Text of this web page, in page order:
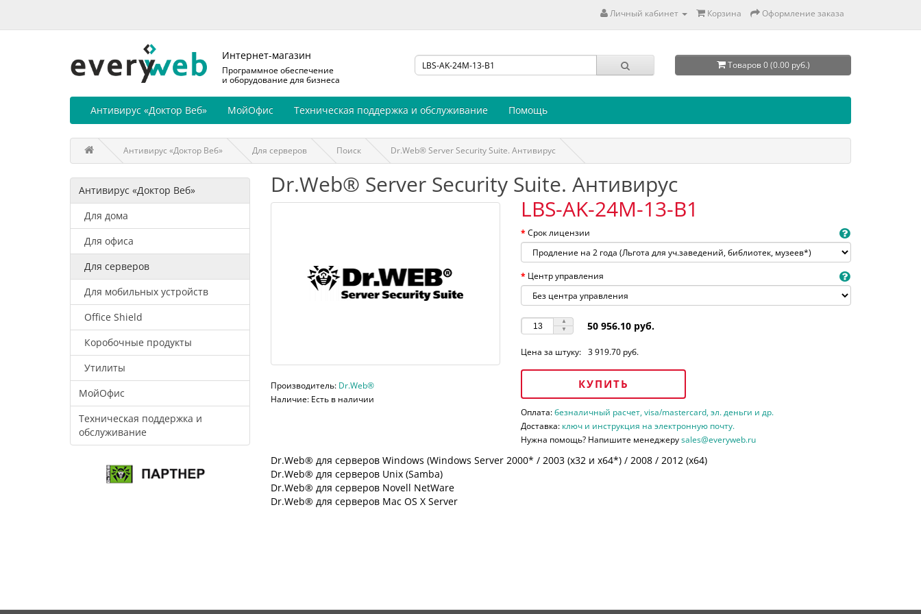
Личный кабинет Корзина Оформление заказа
Интернет-магазин
Программное обеспечение
и оборудование для бизнеса
Товаров 0 (0.00 руб.)
Антивирус «Доктор Веб» МойОфис Техническая поддержка и обслуживание Помощь
Антивирус «Доктор Веб» Для серверов Поиск Dr.Web® Server Security Suite. Антивирус
Антивирус «Доктор Веб»
Для дома
Для офиса
Для серверов
Для мобильных устройств
Office Shield
Коробочные продукты
Утилиты
МойОфис
Техническая поддержка и
обслуживание
Dr.Web® Server Security Suite. Антивирус
Производитель: Dr.Web®
Наличие: Есть в наличии
LBS-AK-24M-13-B1
Срок лицензии
Центр управления
50 956.10 руб.
Цена за штуку: 3 919.70 руб.
КУПИТЬ
Оплата:безналичный расчет, visa/mastercard, эл. деньги и др.
Доставка: ключ и инструкция на электронную почту.
Нужна помощь? Напишите менеджеруsales@everyweb.ru
Dr.Web® для серверов Windows (Windows Server 2000* / 2003 (х32 и х64*) / 2008 / 2012 (х64)
Dr.Web® для серверов Unix (Samba)
Dr.Web® для серверов Novell NetWare
Dr.Web® для серверов Mac OS X Server